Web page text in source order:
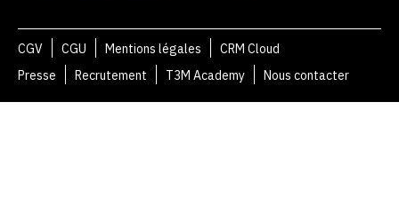
CGV CGU Mentions légales
CRM Cloud
Presse
Recrutement T3M Academy Nous contacter